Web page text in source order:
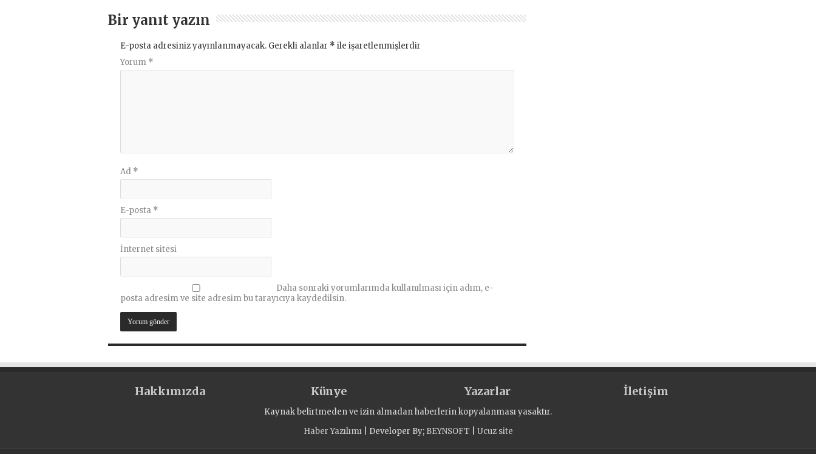
Bir yanıt yazın
E-posta adresiniz yayınlanmayacak. Gerekli alanlar * ile işaretlenmişlerdir
Yorum *
Ad *
E-posta *
İnternet sitesi
Daha sonraki yorumlarımda kullanılması için adım, e-
posta adresim ve site adresim bu tarayıcıya kaydedilsin.
Hakkımızda Künye Yazarlar İletişim
Kaynak belirtmeden ve izin almadan haberlerin kopyalanması yasaktır.
Haber Yazılımı| Developer By; BEYNSOFT Ucuz site